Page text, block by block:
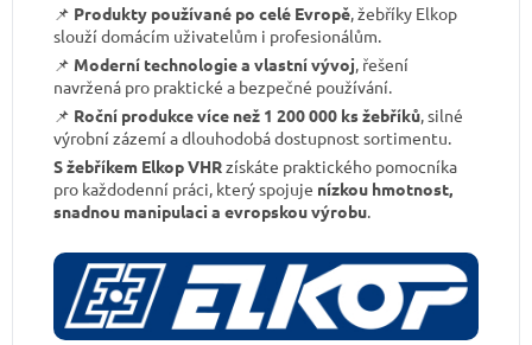
📌 Produkty používané po celé Evropě, žebříky Elkop
slouží domácím uživatelům i profesionálům.
📌 Moderní technologie a vlastní vývoj, řešení
navržená pro praktické a bezpečné používání.
📌 Roční produkce více než 1 200 000 ks žebříků, silné
výrobní zázemí a dlouhodobá dostupnost sortimentu.
S žebříkem Elkop VHRzískáte praktického pomocníka
pro každodenní práci, který spojuje nízkou hmotnost,
snadnou manipulaci a evropskou výrobu.